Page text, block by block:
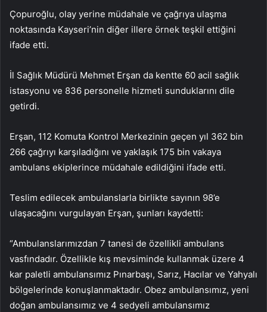
Çopuroğlu, olay yerine müdahale ve çağrıya ulaşma
noktasında Kayseri’nin diğer illere örnek teşkil ettiğini
ifade etti.
İl Sağlık Müdürü Mehmet Erşan da kentte 60 acil sağlık
istasyonu ve 836 personelle hizmeti sunduklarını dile
getirdi.
Erşan, 112 Komuta Kontrol Merkezinin geçen yıl 362 bin
266 çağrıyı karşıladığını ve yaklaşık 175 bin vakaya
ambulans ekiplerince müdahale edildiğini ifade etti.
Teslim edilecek ambulanslarla birlikte sayının 98’e
ulaşacağını vurgulayan Erşan, şunları kaydetti:
“Ambulanslarımızdan 7 tanesi de özellikli ambulans
vasfındadır. Özellikle kış mevsiminde kullanmak üzere 4
kar paletli ambulansımız Pınarbaşı, Sarız, Hacılar ve Yahyalı
bölgelerinde konuşlanmaktadır. Obez ambulansımız, yeni
doğan ambulansımız ve 4 sedyeli ambulansımız